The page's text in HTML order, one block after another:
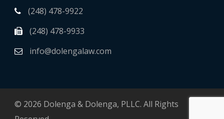
(248) 478-9922
(248) 478-9933
info@dolengalaw.com
© 2026 Dolenga & Dolenga, PLLC. All Rights